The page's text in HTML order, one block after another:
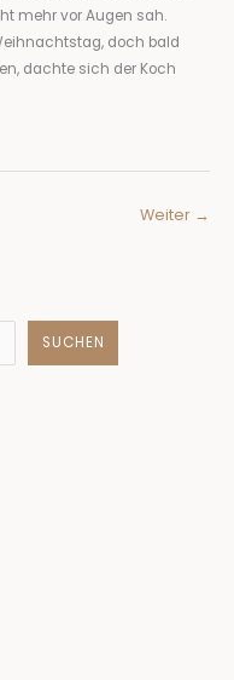
mehr vor Augen sah.
doch bald
dachte sich der Koch
Weiter →
SUCHEN